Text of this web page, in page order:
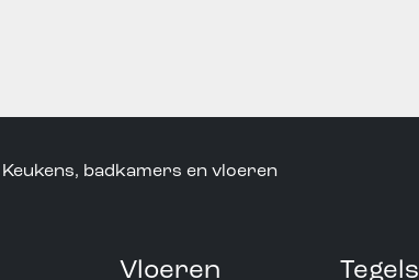
Vloeren Tegels